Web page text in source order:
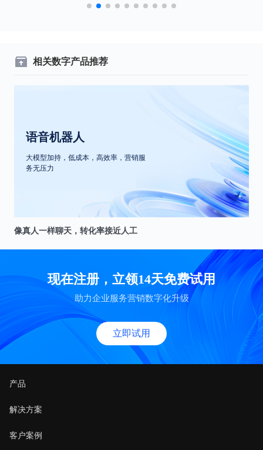
相关数字产品推荐
语音机器人
大模型加持，低成本，高效率，营销服
务无压力
像真人一样聊天，转化率接近人工
现在注册，立领14天免费试用
助力企业服务营销数字化升级
立即试用
产品
解决方案
客户案例